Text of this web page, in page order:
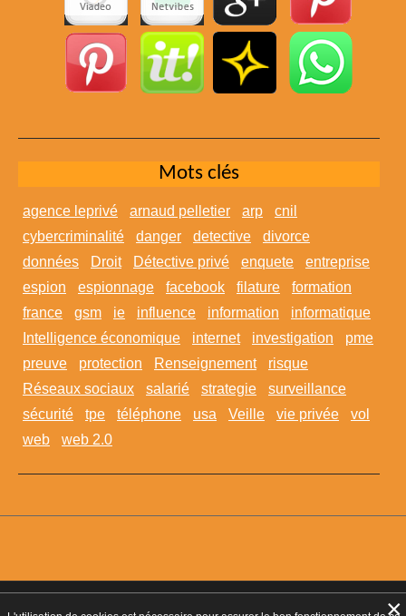
Mots clés
agence leprivé arnaud pelletier arp
cnil
cybercriminalité
danger detective
divorce
données
Droit Détective privé enquete
entreprise
espion
espionnage facebook filature
formation
france
gsm ie influence information
informatique
Intelligence économique
internet investigation
pme
preuve
protection Renseignement
risque
Réseaux sociaux
salarié strategie
surveillance
sécurité
tpe téléphone usa Veille vie privée
vol
web
web 2.0
Agrément CNAPS : AGD-095-2023-10-29-20180360642- Autorisation ×